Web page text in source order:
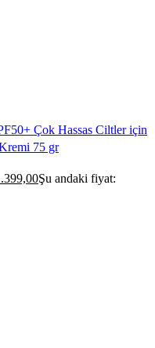
Çok Hassas Ciltler için
75 gr
Şu andaki fiyat: